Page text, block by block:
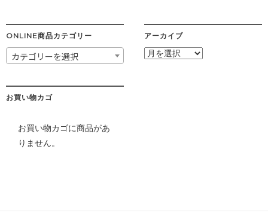
ONLINE商品カテゴリー
カテゴリーを選択
アーカイブ
ア
お買い物カゴ
お買い物カゴに商品があ
りません。